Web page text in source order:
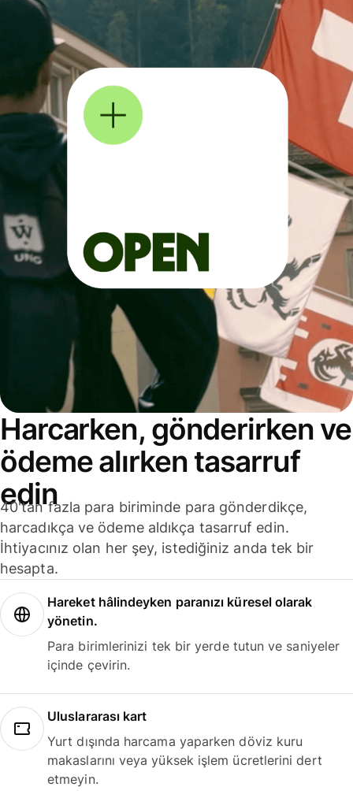
Harcarken, gönderirken ve
ödeme alırken tasarruf
edin
40'tan fazla para biriminde para gönderdikçe,
harcadıkça ve ödeme aldıkça tasarruf edin.
İhtiyacınız olan her şey, istediğiniz anda tek bir
hesapta.
Hareket hâlindeyken paranızı küresel olarak
yönetin.
Para birimlerinizi tek bir yerde tutun ve saniyeler
içinde çevirin.
Uluslararası kart
Yurt dışında harcama yaparken döviz kuru
makaslarını veya yüksek işlem ücretlerini dert
etmeyin.